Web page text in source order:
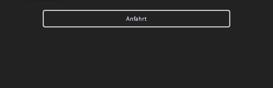
Anfahrt